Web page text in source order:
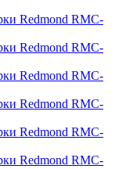
Redmond RMC-
Redmond RMC-
Redmond RMC-
Redmond RMC-
Redmond RMC-
Redmond RMC-